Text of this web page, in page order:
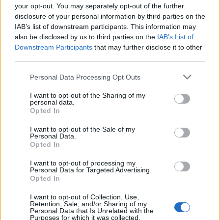
your opt-out. You may separately opt-out of the further
disclosure of your personal information by third parties on the
IAB’s list of downstream participants. This information may
also be disclosed by us to third parties on the IAB’s List of
Downstream Participants that may further disclose it to other
Please note that this website/app uses one or more Google
not limited to your visit or usage behaviour. You may click to
grant or deny consent to Google and its third-party tags to
use your data for below specified purposes in below Google
consent section.
Personal Data Processing Opt Outs
I want to opt-out of the Sharing of my
personal data.
Opted In
I want to opt-out of the Sale of my
Personal Data.
Opted In
I want to opt-out of processing my
Personal Data for Targeted Advertising.
Opted In
I want to opt-out of Collection, Use,
Retention, Sale, and/or Sharing of my
Personal Data that Is Unrelated with the
Purposes for which it was collected.
Amikor feszültek, stresszesek vagyunk, izmaink is megfeszülnek. Az
ehhez hasonló helyzetekben hasznos lehet egy stresszlevezető technika
alkalmazása. A progresszív relaxációt azért tartom kifejezetten
hatékonynak, amikor indulatosak vagyunk, mert a gyakorlás is dinamikus
és lehetőséget ad a bennünk lévő feszültség kiszelepelésére. Nézzük,
hogyan érdemes végezni:
10 másodpercig.Kezdd például a fejeddel, a válladdal, aztán
haladj a tested további részei felé. Feszítsd őket olyan erősen, ahogy
csak tudod.
Majd lazíts, és érezd meg a különbséget!
A feszítést követően
szükségszerűen a lazítás következik,
az ellazult állapot pedig
segít megnyugodni.
Haladj végig a tested különböző részein és
ismételd meg a
feszítést-lazítást(pl. lábak, karok, vállak).
Fizikai aktivitás
Az indulatok energiát generálnak, a sport pedig egy konstruktív eszköz